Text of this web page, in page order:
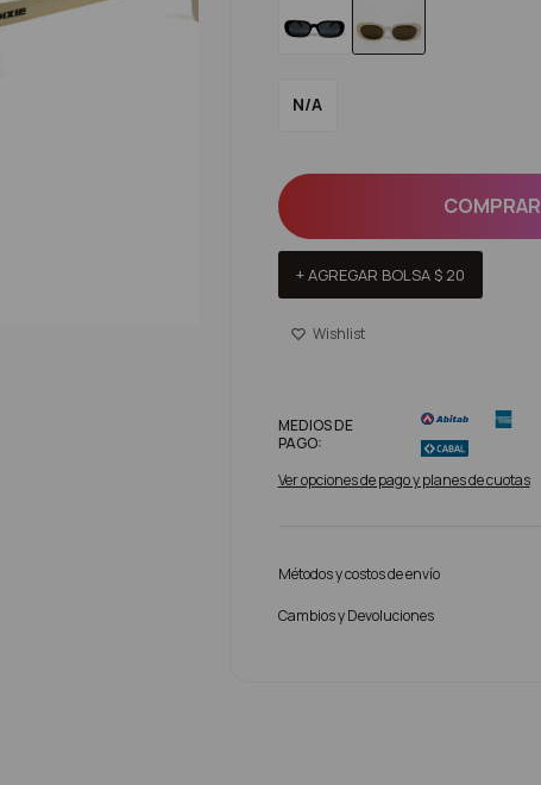
N/A
COMPRAR
+ AGREGAR BOLSA$ 20
MEDIOS DE
PAGO:
Ver opciones de pago y planes de cuotas
Métodos y costos de envío
Cambios y Devoluciones